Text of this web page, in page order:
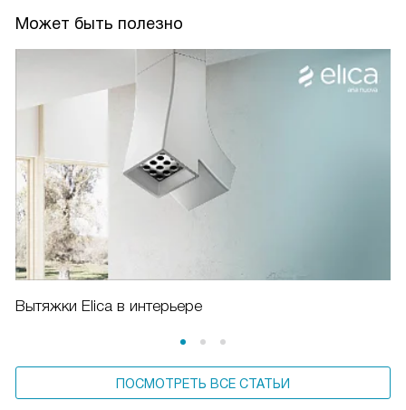
Может быть полезно
Вытяжки Elica в интерьере
ПОСМОТРЕТЬ ВСЕ СТАТЬИ